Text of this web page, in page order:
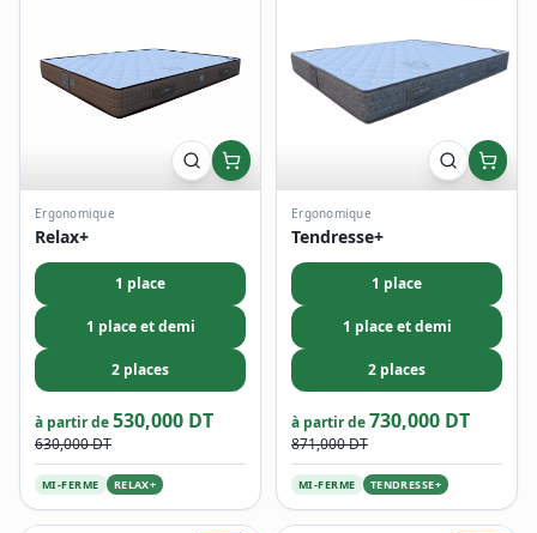
Ergonomique
Relax+
1 place
1 place et demi
2 places
à partir de530,000 DT
630,000 DT
MI-FERME RELAX+
Ergonomique
Tendresse+
1 place
1 place et demi
2 places
à partir de730,000 DT
871,000 DT
MI-FERME TENDRESSE+